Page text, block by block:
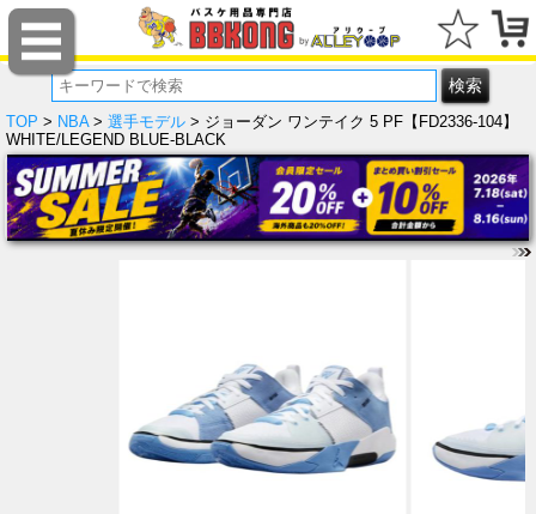
TOP > NBA> 選手モデル > ジョーダン ワンテイク 5 PF【FD2336-104】
WHITE/LEGEND BLUE-BLACK